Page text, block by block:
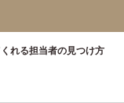
れる担当者の見つけ方